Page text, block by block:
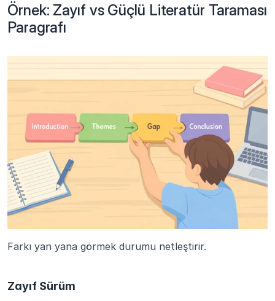
Örnek: Zayıf vs Güçlü Literatür Taraması
Paragrafı
Farkı yan yana görmek durumu netleştirir.
Zayıf Sürüm